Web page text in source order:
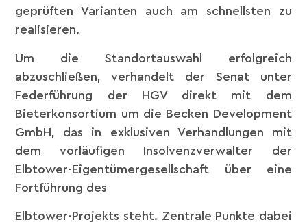
geprüften Varianten auch am schnellsten zu
realisieren.
Um die Standortauswahl erfolgreich
abzuschließen, verhandelt der Senat unter
Federführung der HGV direkt mit dem
Bieterkonsortium um die Becken Development
GmbH, das in exklusiven Verhandlungen mit
dem vorläufigen Insolvenzverwalter der
Elbtower-Eigentümergesellschaft über eine
Fortführung des
Elbtower-Projekts steht. Zentrale Punkte dabei